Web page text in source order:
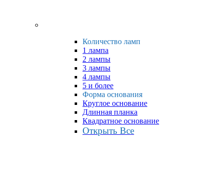
Количество ламп
1 лампа
2 лампы
3 лампы
4 лампы
5 и более
Форма основания
Круглое основание
Длинная планка
Квадратное основание
Открыть Все